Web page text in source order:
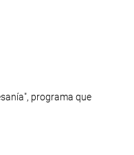
programa que